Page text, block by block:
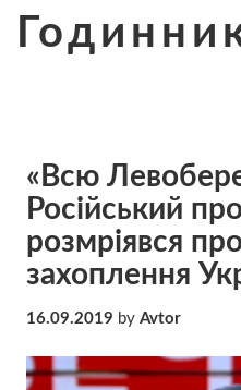
«Всю
Російський
розмріявся
захоплення
16.09.2019 by Avtor